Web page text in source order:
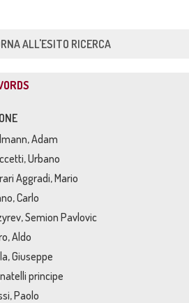
ALL'ESITO RICERCA
Adam
Urbano
Aggradi, Mario
Carlo
Semion Pavlovic
Aldo
Giuseppe
principe
Paolo